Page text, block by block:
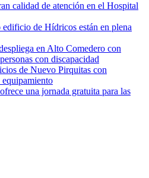
calidad de atención en el Hospital
de Hídricos están en plena
en Alto Comedero con
con discapacidad
de Nuevo Pirquitas con
una jornada gratuita para las